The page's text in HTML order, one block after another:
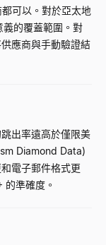
可以。對於亞太地
的覆蓋範圍。對
應商與手動驗證結
出率遠高於僅限美
Diamond Data)
電子郵件格式更
準確度。